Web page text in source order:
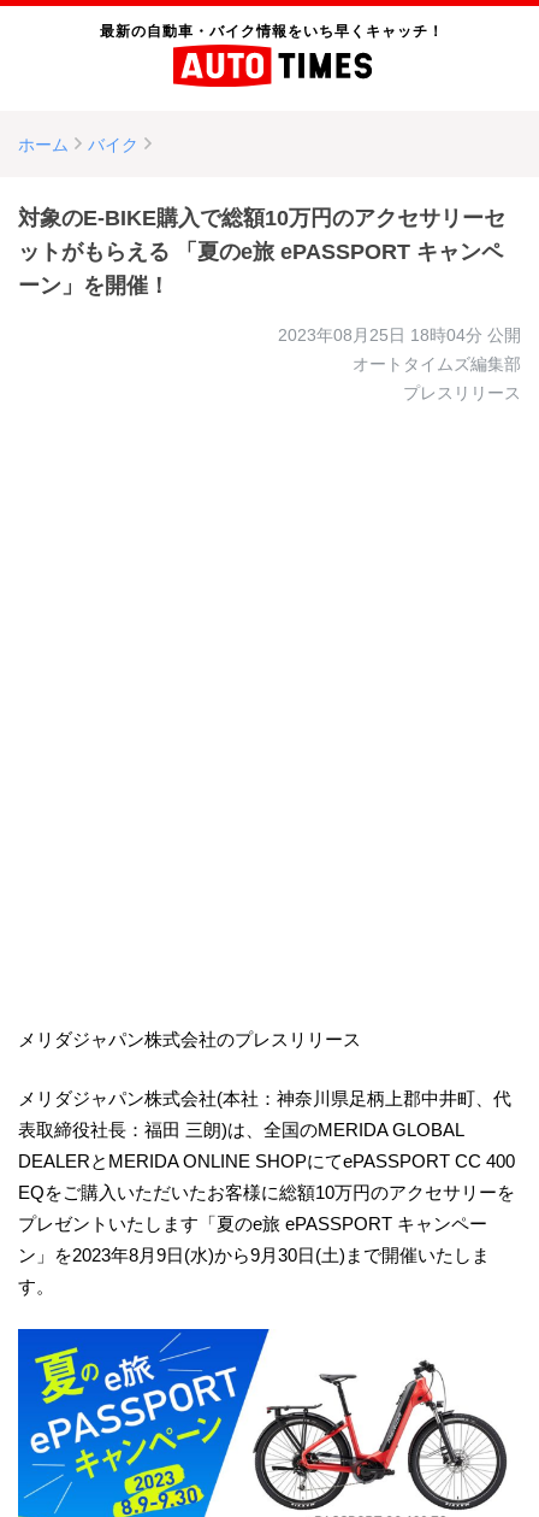
最新の自動車・バイク情報をいち早くキャッチ！
ホーム バイク
対象のE-BIKE購入で総額10万円のアクセサリーセ
ットがもらえる 「夏のe旅 ePASSPORT キャンペ
ーン」を開催！
2023年08月25日 18時04分 公開
オートタイムズ編集部
プレスリリース
メリダジャパン株式会社のプレスリリース
メリダジャパン株式会社(本社：神奈川県足柄上郡中井町、代
表取締役社長：福田 三朗)は、全国のMERIDA GLOBAL
DEALERとMERIDA ONLINE SHOPにてePASSPORT CC 400
EQをご購入いただいたお客様に総額10万円のアクセサリーを
プレゼントいたします「夏のe旅 ePASSPORT キャンペー
ン」を2023年8月9日(水)から9月30日(土)まで開催いたしま
す。